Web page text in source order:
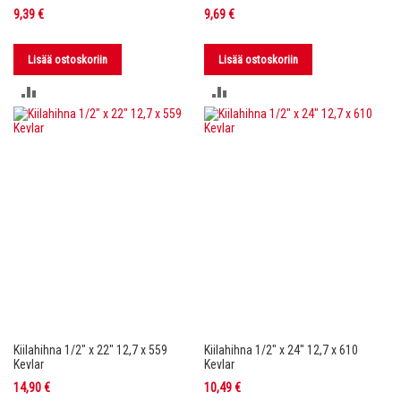
9,39 €
Lisää ostoskoriin
VERTAILUUN
9,69 €
Lisää ostoskoriin
VERTAILUUN
Kiilahihna 1/2" x 22" 12,7 x 559
Kevlar
14,90 €
Kiilahihna 1/2" x 24" 12,7 x 610
Kevlar
10,49 €